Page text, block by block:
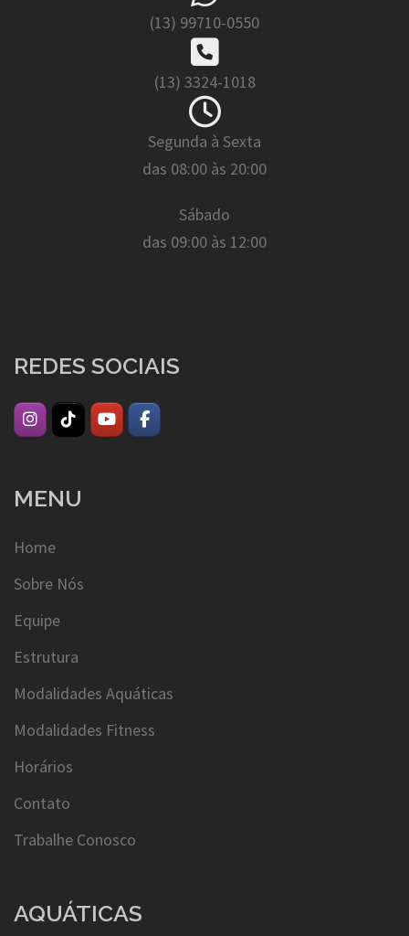
(13) 99710-0550
(13) 3324-1018
Segunda à Sexta
das 08:00 às 20:00
Sábado
das 09:00 às 12:00
REDES SOCIAIS
MENU
Home
Sobre Nós
Equipe
Estrutura
Modalidades Aquáticas
Modalidades Fitness
Horários
Contato
Trabalhe Conosco
AQUÁTICAS